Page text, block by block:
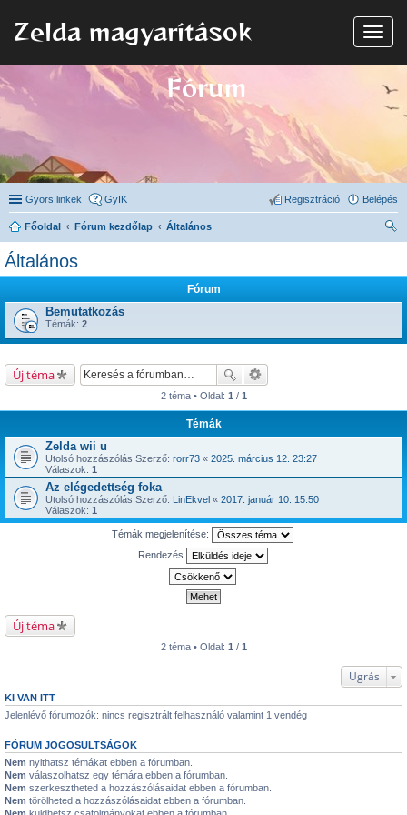
N
a
Zelda magyarítások
Fórum
Gyors linkek GyIK Belépés
Regisztráció
Főoldal Fórum kezdőlap
Általános
Általános
Fórum
Bemutatkozás
Témák: 2
Új téma
2 téma • Oldal: 1 / 1
Témák
Zelda wii u
Utolsó hozzászólás Szerző: rorr73 « 2025. március 12. 23:27
Válaszok: 1
Az elégedettség foka
Utolsó hozzászólás Szerző: LinEkvel « 2017. január 10. 15:50
Válaszok: 1
Témák megjelenítése:
Rendezés
Új téma
2 téma • Oldal: 1 / 1
Ugrás
KI VAN ITT
Jelenlévő fórumozók: nincs regisztrált felhasználó valamint 1 vendég
FÓRUM JOGOSULTSÁGOK
Nem nyithatsz témákat ebben a fórumban.
Nem válaszolhatsz egy témára ebben a fórumban.
Nem szerkesztheted a hozzászólásaidat ebben a fórumban.
Nem törölheted a hozzászólásaidat ebben a fórumban.